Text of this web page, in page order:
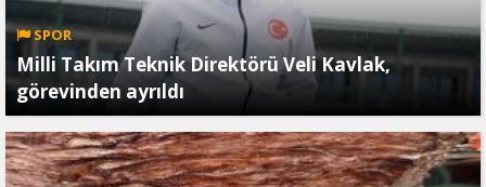
SPOR
Milli Takım Teknik Direktörü Veli Kavlak,
görevinden ayrıldı